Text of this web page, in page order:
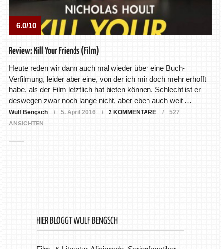
6.0/10
Review: Kill Your Friends (Film)
Heute reden wir dann auch mal wieder über eine Buch-
Verfilmung, leider aber eine, von der ich mir doch mehr erhofft
habe, als der Film letztlich hat bieten können. Schlecht ist er
deswegen zwar noch lange nicht, aber eben auch weit …
Wulf Bengsch 5. April 2016 2 KOMMENTARE
527
ANSICHTEN
HIER BLOGGT WULF BENGSCH